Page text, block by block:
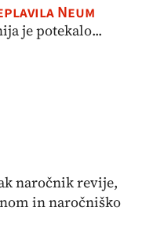
Neum
je potekalo...
naročnik revije,
in naročniško